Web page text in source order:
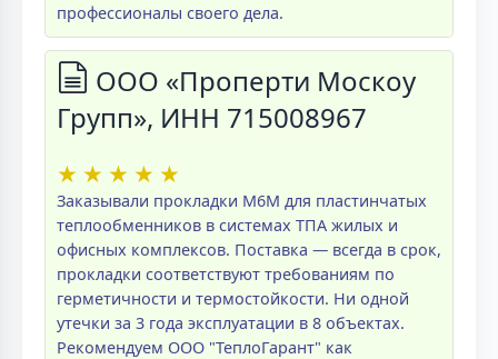
профессионалы своего дела.
ООО «Проперти Москоу
Групп», ИНН 715008967
★ ★ ★ ★ ★
Заказывали прокладки M6M для пластинчатых
теплообменников в системах ТПА жилых и
офисных комплексов. Поставка — всегда в срок,
прокладки соответствуют требованиям по
герметичности и термостойкости. Ни одной
утечки за 3 года эксплуатации в 8 объектах.
Рекомендуем ООО "ТеплоГарант" как